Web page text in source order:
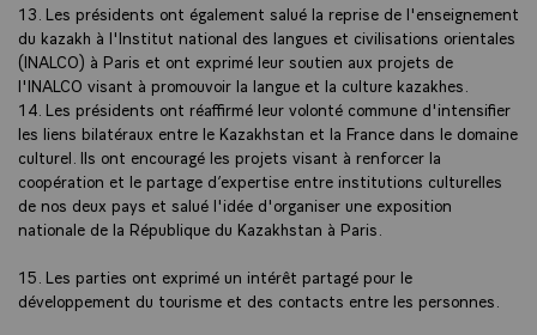
13. Les présidents ont également salué la reprise de l'enseignement
du kazakh à l'Institut national des langues et civilisations orientales
(INALCO) à Paris et ont exprimé leur soutien aux projets de
l'INALCO visant à promouvoir la langue et la culture kazakhes.
14. Les présidents ont réaffirmé leur volonté commune d'intensifier
les liens bilatéraux entre le Kazakhstan et la France dans le domaine
culturel. Ils ont encouragé les projets visant à renforcer la
coopération et le partage d’expertise entre institutions culturelles
de nos deux pays et salué l'idée d'organiser une exposition
nationale de la République du Kazakhstan à Paris.
15. Les parties ont exprimé un intérêt partagé pour le
développement du tourisme et des contacts entre les personnes.